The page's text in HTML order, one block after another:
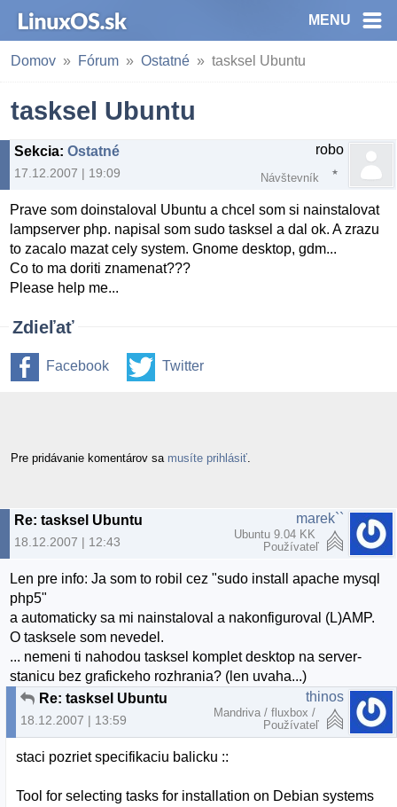
MENU
Domov Fórum Ostatné tasksel Ubuntu
tasksel Ubuntu
Sekcia: Ostatné
17.12.2007 | 19:09
robo
Návštevník
Prave som doinstaloval Ubuntu a chcel som si nainstalovat
lampserver php. napisal som sudo tasksel a dal ok. A zrazu
to zacalo mazat cely system. Gnome desktop, gdm...
Co to ma doriti znamenat???
Please help me...
Zdieľať
Facebook Twitter
Pre pridávanie komentárov sa musíte prihlásiť
Re: tasksel Ubuntu
18.12.2007 | 12:43
marek``
Ubuntu 9.04 KK
Používateľ
Len pre info: Ja som to robil cez "sudo install apache mysql
php5"
a automaticky sa mi nainstaloval a nakonfiguroval (L)AMP.
O tasksele som nevedel.
... nemeni ti nahodou tasksel komplet desktop na server-
stanicu bez grafickeho rozhrania? (len uvaha...)
Re: tasksel Ubuntu
18.12.2007 | 13:59
thinos
Mandriva / fluxbox /
Používateľ
staci pozriet specifikaciu balicku ::
Tool for selecting tasks for installation on Debian systems